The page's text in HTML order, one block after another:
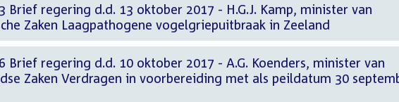
Brief regering d.d. 13 oktober 2017 - H.G.J. Kamp, minister van
Zaken Laagpathogene vogelgriepuitbraak in Zeeland
Brief regering d.d. 10 oktober 2017 - A.G. Koenders, minister van
Zaken Verdragen in voorbereiding met als peildatum 30